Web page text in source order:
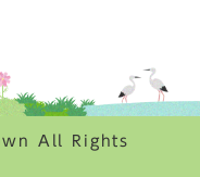
All Rights